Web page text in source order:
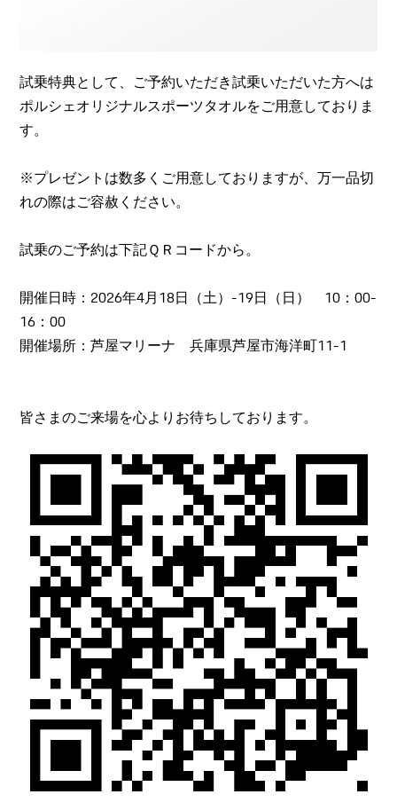
試乗特典として、ご予約いただき試乗いただいた方へは
ポルシェオリジナルスポーツタオルをご用意しておりま
す。
※プレゼントは数多くご用意しておりますが、万一品切
れの際はご容赦ください。
試乗のご予約は下記ＱＲコードから。
開催日時：2026年4月18日（土）-19日（日） 10：00-
16：00
開催場所：芦屋マリーナ 兵庫県芦屋市海洋町11-1
皆さまのご来場を心よりお待ちしております。